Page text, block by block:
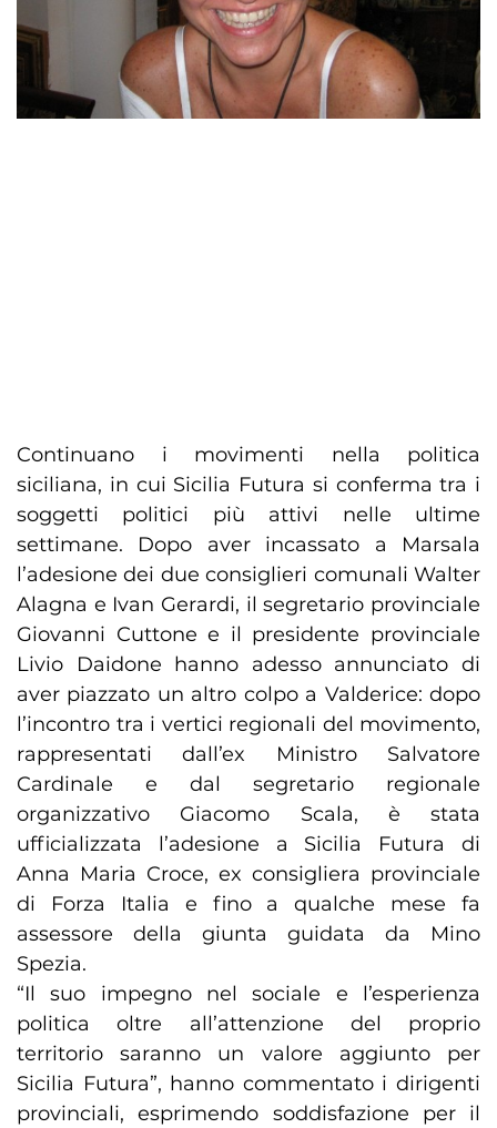
Continuano i movimenti nella politica
siciliana, in cui Sicilia Futura si conferma tra i
soggetti politici più attivi nelle ultime
settimane. Dopo aver incassato a Marsala
l’adesione dei due consiglieri comunali Walter
Alagna e Ivan Gerardi, il segretario provinciale
Giovanni Cuttone e il presidente provinciale
Livio Daidone hanno adesso annunciato di
aver piazzato un altro colpo a Valderice: dopo
l’incontro tra i vertici regionali del movimento,
rappresentati dall’ex Ministro Salvatore
Cardinale e dal segretario regionale
organizzativo Giacomo Scala, è stata
ufficializzata l’adesione a Sicilia Futura di
Anna Maria Croce, ex consigliera provinciale
di Forza Italia e fino a qualche mese fa
assessore della giunta guidata da Mino
Spezia.
“Il suo impegno nel sociale e l’esperienza
politica oltre all’attenzione del proprio
territorio saranno un valore aggiunto per
Sicilia Futura”, hanno commentato i dirigenti
provinciali, esprimendo soddisfazione per il